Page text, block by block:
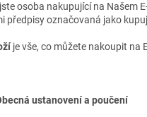
jste osoba nakupující na Našem
předpisy označovaná jako
je vše, co můžete nakoupit na
ustanovení a poučení